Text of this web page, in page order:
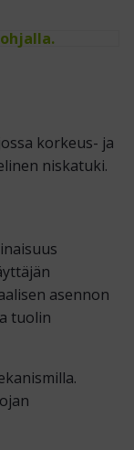
korkeus- ja
niskatuki.
asennon
tuolin